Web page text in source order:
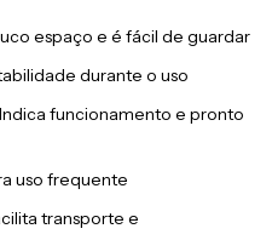
espaço e é fácil de guardar
durante o uso
funcionamento e pronto
uso frequente
transporte e